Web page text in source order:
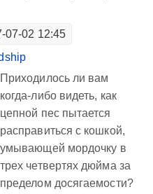
07-02 12:45
Приходилось ли вам
когда-либо видеть, как
цепной пес пытается
расправиться с кошкой,
умывающей мордочку в
трех четвертях дюйма за
пределом досягаемости?